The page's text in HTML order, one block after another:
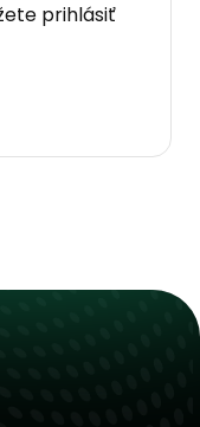
prihlásiť